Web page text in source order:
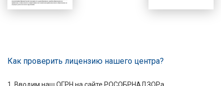
Как проверить лицензию нашего центра?